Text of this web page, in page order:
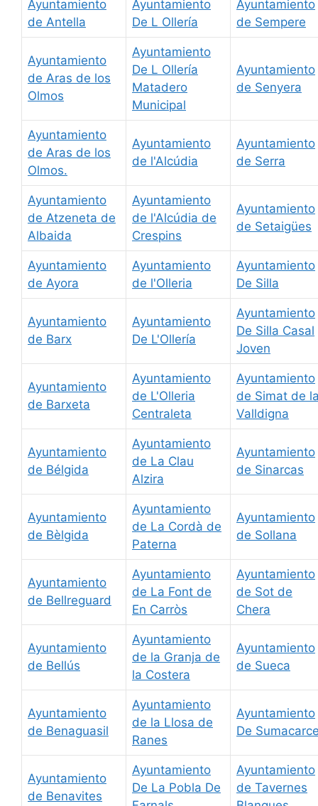
Ayuntamiento
de Antella
Ayuntamiento
De L Ollería
Ayuntamiento
de Sempere
Ayuntamiento
de Aras de los
Olmos
Ayuntamiento
De L Ollería
Matadero
Municipal
Ayuntamiento
de Senyera
Ayuntamiento
de Aras de los
Olmos.
Ayuntamiento
de l'Alcúdia
Ayuntamiento
de Serra
Ayuntamiento
de Atzeneta de
Albaida
Ayuntamiento
de l'Alcúdia de
Crespins
Ayuntamiento
de Setaigües
Ayuntamiento
de Ayora
Ayuntamiento
de l'Olleria
Ayuntamiento
De Silla
Ayuntamiento
de Barx
Ayuntamiento
De L'Ollería
Ayuntamiento
De Silla Casal
Joven
Ayuntamiento
de Barxeta
Ayuntamiento
de L'Olleria
Centraleta
Ayuntamiento
de Simat de
Valldigna
Ayuntamiento
de Bélgida
Ayuntamiento
de La Clau
Alzira
Ayuntamiento
de Sinarcas
Ayuntamiento
de Bèlgida
Ayuntamiento
de La Cordà de
Paterna
Ayuntamiento
de Sollana
Ayuntamiento
de Bellreguard
Ayuntamiento
de La Font de
En Carròs
Ayuntamiento
de Sot de
Chera
Ayuntamiento
de Bellús
Ayuntamiento
de la Granja de
la Costera
Ayuntamiento
de Sueca
Ayuntamiento
de Benaguasil
Ayuntamiento
de la Llosa de
Ranes
Ayuntamiento
De
Ayuntamiento
de Benavites
Ayuntamiento
De La Pobla De
Ayuntamiento
de Tavernes